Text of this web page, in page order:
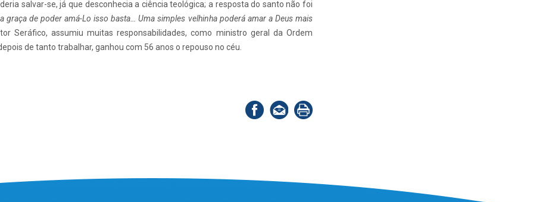
salvar-se, já que desconhecia a ciência teológica; a resposta do santo não foi
graça de poder amá-Lo isso basta… Uma simples velhinha poderá amar a Deus mais
Seráfico, assumiu muitas responsabilidades, como ministro geral da Ordem
de tanto trabalhar, ganhou com 56 anos o repouso no céu.